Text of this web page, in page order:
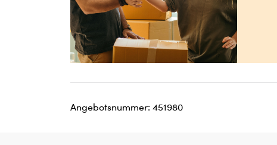
Angebotsnummer: 451980